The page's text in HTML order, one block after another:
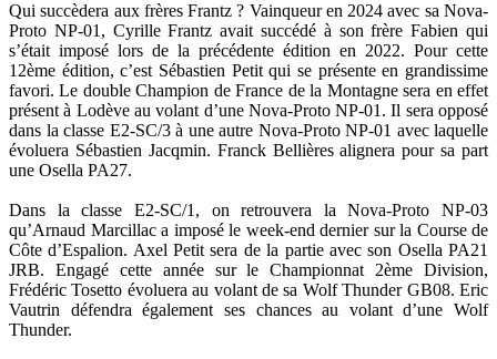
Qui succèdera aux frères Frantz ? Vainqueur en 2024 avec sa Nova-
Proto NP-01, Cyrille Frantz avait succédé à son frère Fabien qui
s’était imposé lors de la précédente édition en 2022. Pour cette
12ème édition, c’est Sébastien Petit qui se présente en grandissime
favori. Le double Champion de France de la Montagne sera en effet
présent à Lodève au volant d’une Nova-Proto NP-01. Il sera opposé
dans la classe E2-SC/3 à une autre Nova-Proto NP-01 avec laquelle
évoluera Sébastien Jacqmin. Franck Bellières alignera pour sa part
une Osella PA27.
Dans la classe E2-SC/1, on retrouvera la Nova-Proto NP-03
qu’Arnaud Marcillac a imposé le week-end dernier sur la Course de
Côte d’Espalion. Axel Petit sera de la partie avec son Osella PA21
JRB. Engagé cette année sur le Championnat 2ème Division,
Frédéric Tosetto évoluera au volant de sa Wolf Thunder GB08. Eric
Vautrin défendra également ses chances au volant d’une Wolf
Thunder.